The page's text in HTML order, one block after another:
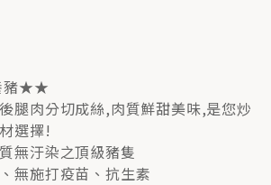
豬★★
腿肉分切成絲,肉質鮮甜美味,是您炒
選擇!
無汙染之頂級豬隻
無施打疫苗、抗生素